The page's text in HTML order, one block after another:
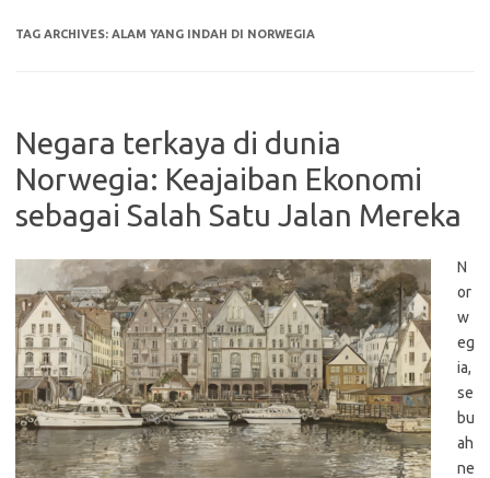
TAG ARCHIVES: ALAM YANG INDAH DI NORWEGIA
Negara terkaya di dunia
Norwegia: Keajaiban Ekonomi
sebagai Salah Satu Jalan Mereka
N
or
w
eg
ia,
se
bu
ah
ne